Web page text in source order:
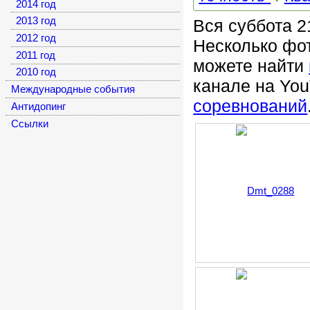
Вся суббота
Несколько
можете найти
канале на
соревнований
2014 год
2013 год
2012 год
2011 год
2010 год
Международные события
Антидопинг
Cсылки